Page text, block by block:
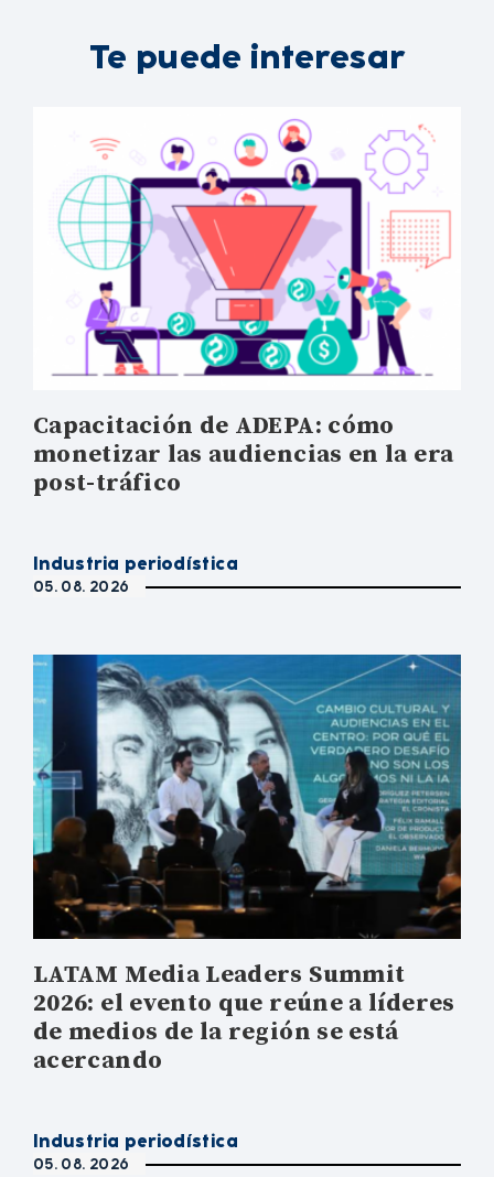
Te puede interesar
Capacitación de ADEPA: cómo
monetizar las audiencias en la era
post-tráfico
Industria periodística
05. 08. 2026
LATAM Media Leaders Summit
2026: el evento que reúne a líderes
de medios de la región se está
acercando
Industria periodística
05. 08. 2026